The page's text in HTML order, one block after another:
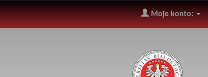
Moje konto: